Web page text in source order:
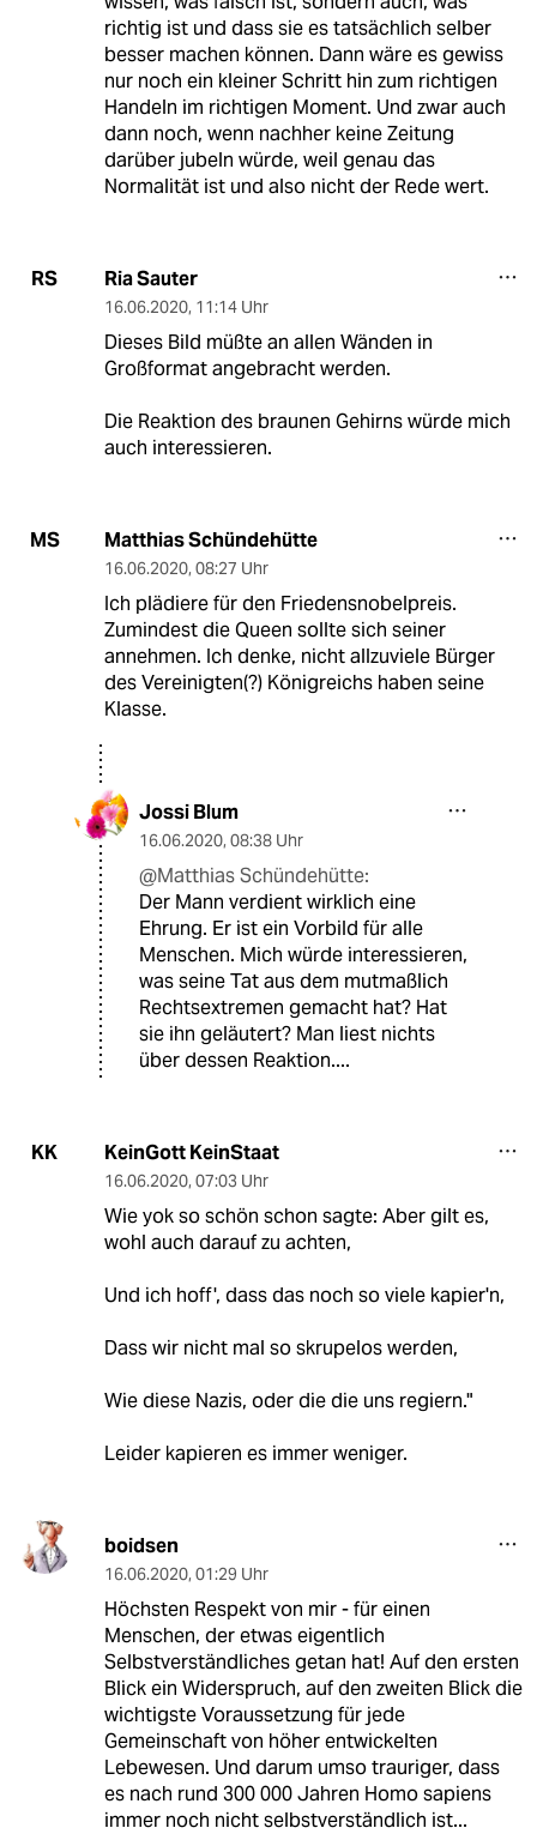
richtig ist und dass sie es tatsächlich selber
besser machen können. Dann wäre es gewiss
nur noch ein kleiner Schritt hin zum richtigen
Handeln im richtigen Moment. Und zwar auch
dann noch, wenn nachher keine Zeitung
darüber jubeln würde, weil genau das
Normalität ist und also nicht der Rede wert.
RS Ria Sauter
16.06.2020, 11:14 Uhr
Dieses Bild müßte an allen Wänden in
Großformat angebracht werden.
Die Reaktion des braunen Gehirns würde mich
auch interessieren.
MS Matthias Schündehütte
16.06.2020, 08:27 Uhr
Ich plädiere für den Friedensnobelpreis.
Zumindest die Queen sollte sich seiner
annehmen. Ich denke, nicht allzuviele Bürger
des Vereinigten(?) Königreichs haben seine
Klasse.
Jossi Blum
16.06.2020, 08:38 Uhr
@Matthias Schündehütte:
Der Mann verdient wirklich eine
Ehrung. Er ist ein Vorbild für alle
Menschen. Mich würde interessieren,
was seine Tat aus dem mutmaßlich
Rechtsextremen gemacht hat? Hat
sie ihn geläutert? Man liest nichts
über dessen Reaktion....
KK KeinGott KeinStaat
16.06.2020, 07:03 Uhr
Wie yok so schön schon sagte: Aber gilt es,
wohl auch darauf zu achten,
Und ich hoff', dass das noch so viele kapier'n,
Dass wir nicht mal so skrupelos werden,
Wie diese Nazis, oder die die uns regiern."
Leider kapieren es immer weniger.
boidsen
16.06.2020, 01:29 Uhr
Höchsten Respekt von mir - für einen
Menschen, der etwas eigentlich
Selbstverständliches getan hat! Auf den ersten
Blick ein Widerspruch, auf den zweiten Blick die
wichtigste Voraussetzung für jede
Gemeinschaft von höher entwickelten
Lebewesen. Und darum umso trauriger, dass
es nach rund 300 000 Jahren Homo sapiens
immer noch nicht selbstverständlich ist...